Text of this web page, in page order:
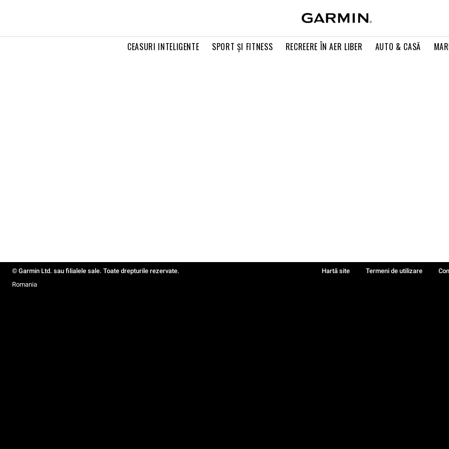
CEASURI INTELIGENTE SPORT ŞI FITNESS RECREERE ÎN AER LIBER AUTO & CASĂ
© Garmin Ltd. sau filialele sale. Toate drepturile rezervate. Hartă site Termeni de utilizare
Romania